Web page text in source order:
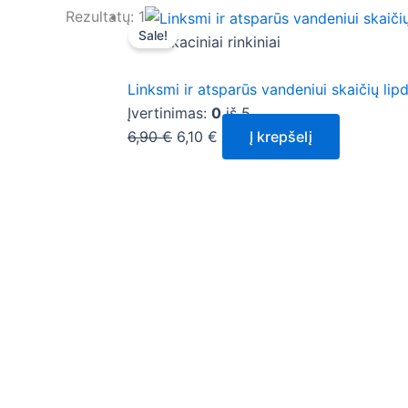
Rezultatų: 1
Sale!
Edukaciniai rinkiniai
Linksmi ir atsparūs vandeniui skaičių
Įvertinimas: 0iš 5
6,90€
Original
price
6,90 €.
6,10 €
Current
price
6,10 €.
Į krepšelį